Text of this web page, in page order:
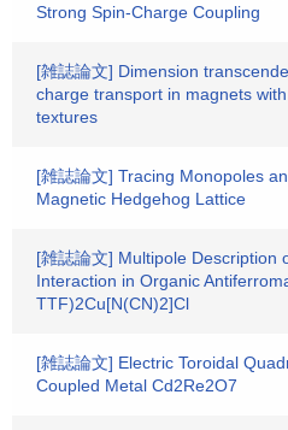
Strong Spin-Charge Coupling
[雑誌論文] Dimension
charge transport in magnets
textures
[雑誌論文] Tracing Monopoles
Magnetic Hedgehog Lattice
[雑誌論文] Multipole Description
Interaction in Organic
TTF)2Cu[N(CN)2]Cl
[雑誌論文] Electric Toroidal
Coupled Metal Cd2Re2O7